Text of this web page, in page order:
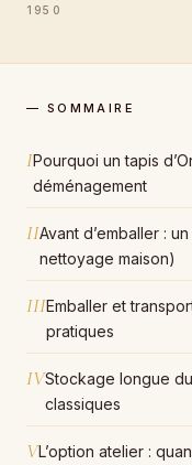
1950
— SOMMAIRE
IPourquoi un tapis
déménagement
IIAvant d’emballer :
nettoyage maison)
IIIEmballer et
pratiques
IVStockage longue
classiques
VL’option atelier :